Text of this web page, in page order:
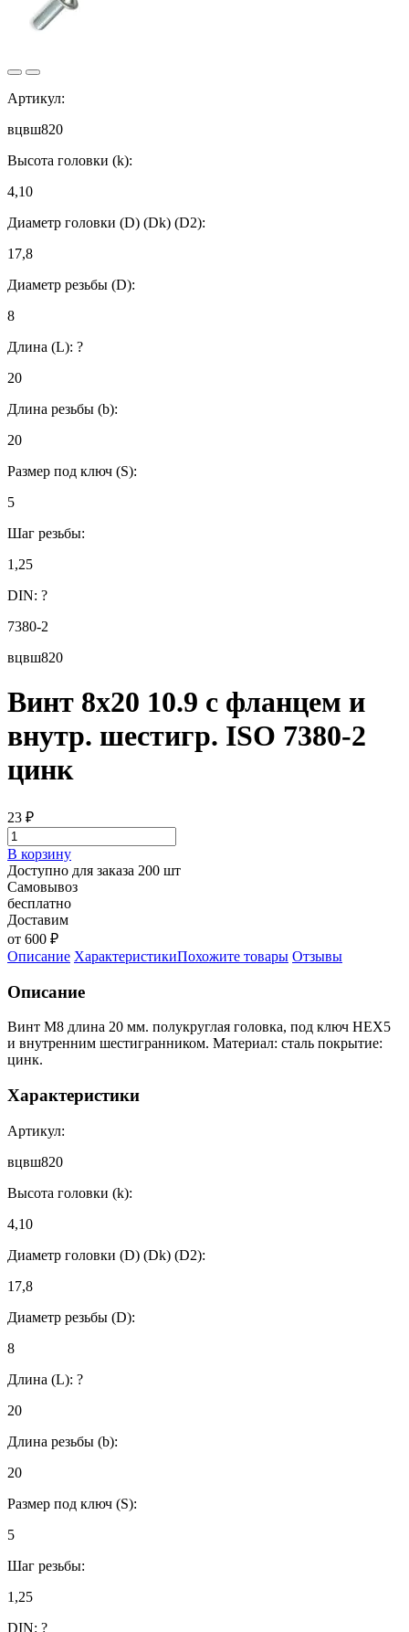
Артикул:
вцвш820
Высота головки (k):
4,10
Диаметр головки (D) (Dk) (D2):
17,8
Диаметр резьбы (D):
8
Длина (L): ?
20
Длина резьбы (b):
20
Размер под ключ (S):
5
Шаг резьбы:
1,25
DIN: ?
7380-2
вцвш820
Винт 8х20 10.9 с фланцем и
внутр. шестигр. ISO 7380-2
цинк
23 ₽
В корзину
Доступно для заказа 200 шт
Самовывоз
бесплатно
Доставим
от 600 ₽
Описание ХарактеристикиПохожите товары Отзывы
Описание
Винт М8 длина 20 мм. полукруглая головка, под ключ HEX5
и внутренним шестигранником. Материал: сталь покрытие:
цинк.
Характеристики
Артикул:
вцвш820
Высота головки (k):
4,10
Диаметр головки (D) (Dk) (D2):
17,8
Диаметр резьбы (D):
8
Длина (L): ?
20
Длина резьбы (b):
20
Размер под ключ (S):
5
Шаг резьбы:
1,25
DIN: ?